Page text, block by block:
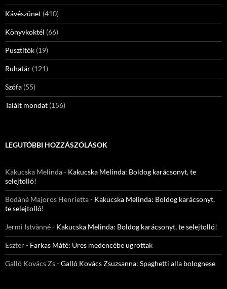
Kávészünet (410)
Könyvkoktél (66)
Pusztítók (19)
Ruhatár (121)
Szófa (55)
Talált mondat (156)
LEGUTÓBBI HOZZÁSZÓLÁSOK
Kakucska Melinda- Kakucska Melinda: Boldog karácsonyt, te
selejtolló!
Bodáné Majoros Henrietta- Kakucska Melinda: Boldog karácsonyt,
te selejtolló!
Jermi Istvànné- Kakucska Melinda: Boldog karácsonyt, te selejtolló!
Eszter- Farkas Máté: Üres medencébe ugrottak
Galló Kovács Zs-Galló Kovács Zsuzsanna: Spaghetti alla bolognese